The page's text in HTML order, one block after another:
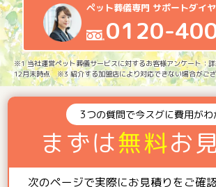
ペット葬儀専門 サポートダイ
0120-
※1 当社運営ペット葬儀サービスに対するお客様アンケート：
12月末時点 ※3 紹介する加盟店により対応できない場合がご
3つの質問で今スグに費用がわ
まずは無料お
次のページで実際にお見積りをご確